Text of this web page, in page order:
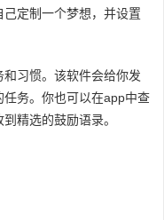
定制一个梦想，并设置
习惯。该软件会给你发
务。你也可以在app中查
精选的鼓励语录。